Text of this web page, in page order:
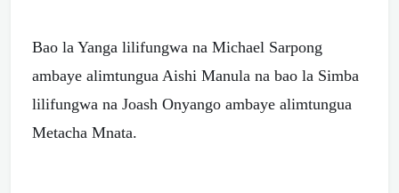
Bao la Yanga lilifungwa na Michael Sarpong
ambaye alimtungua Aishi Manula na bao la Simba
lilifungwa na Joash Onyango ambaye alimtungua
Metacha Mnata.